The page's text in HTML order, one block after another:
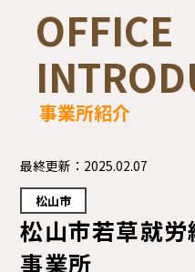
カフェ・
事業
受注業
OFFICE
事業所紹介
最終更新： 2025.02.07
松山市
松山市若草就労
事業所